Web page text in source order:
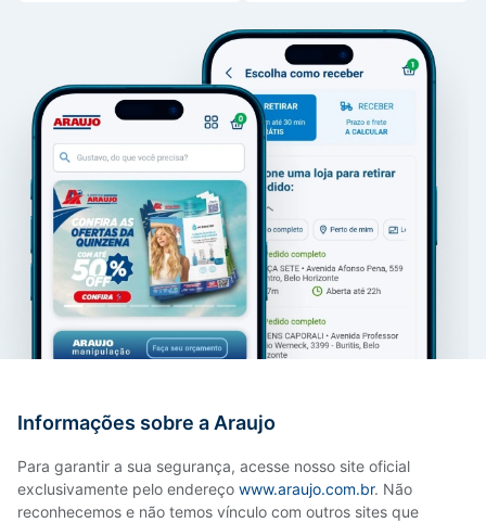
Informações sobre a Araujo
Para garantir a sua segurança, acesse nosso site oficial
exclusivamente pelo endereço www.araujo.com.br. Não
reconhecemos e não temos vínculo com outros sites que